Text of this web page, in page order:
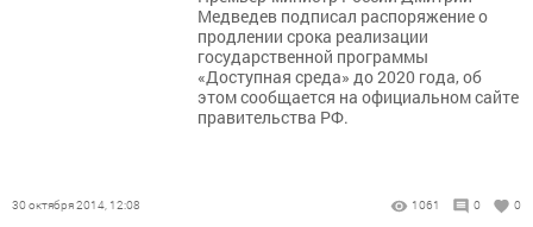
Медведев подписал распоряжение о
продлении срока реализации
государственной программы
«Доступная среда» до 2020 года, об
этом сообщается на официальном сайте
правительства РФ.
30 октября 2014, 12:08 1061 0 0